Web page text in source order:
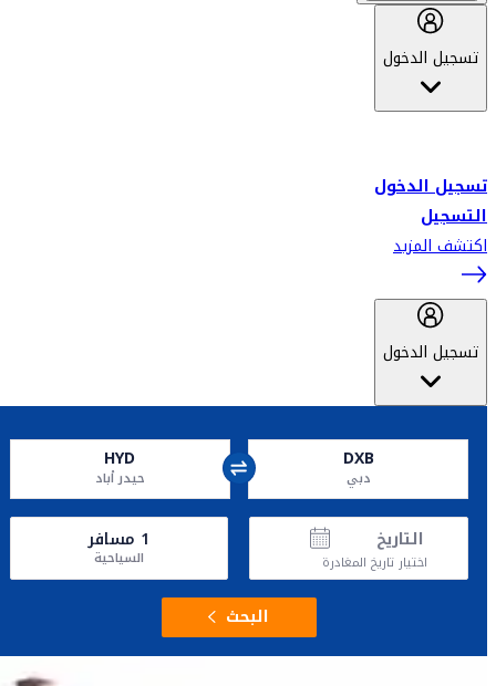
تسجيل الدخول
تسجيل الدخول
التسجيل
اكتشف المزيد
تسجيل الدخول
DXB
دبي
HYD
حيدر أباد
التاريخ
اختيار تاريخ المغادرة
1 مسافر
السياحية
البحث